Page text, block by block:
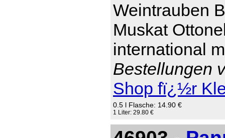
Weintrauben
Muskat
international
Bestellungen
Shop fï¿½r
0.5 l Flasche: 14.90 €
1 Liter: 29.80 €